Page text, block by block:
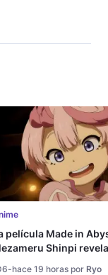
película Made in
Shinpi
6-hace 19 horas por Ryo